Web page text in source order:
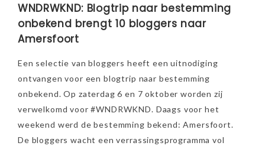
WNDRWKND: Blogtrip naar bestemming
onbekend brengt 10 bloggers naar
Amersfoort
Een selectie van bloggers heeft een uitnodiging
ontvangen voor een blogtrip naar bestemming
onbekend. Op zaterdag 6 en 7 oktober worden zij
verwelkomd voor #WNDRWKND. Daags voor het
weekend werd de bestemming bekend: Amersfoort.
De bloggers wacht een verrassingsprogramma vol